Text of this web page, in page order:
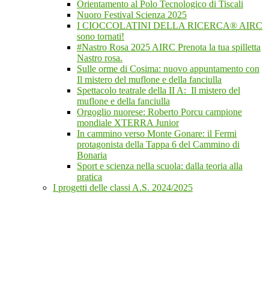
Orientamento al Polo Tecnologico di Tiscali
Nuoro Festival Scienza 2025
I CIOCCOLATINI DELLA RICERCA® AIRC
sono tornati!
#Nastro Rosa 2025 AIRC Prenota la tua spilletta
Nastro rosa.
Sulle orme di Cosima: nuovo appuntamento con
Il mistero del muflone e della fanciulla
Spettacolo teatrale della II A: Il mistero del
muflone e della fanciulla
Orgoglio nuorese: Roberto Porcu campione
mondiale XTERRA Junior
In cammino verso Monte Gonare: il Fermi
protagonista della Tappa 6 del Cammino di
Bonaria
Sport e scienza nella scuola: dalla teoria alla
pratica
I progetti delle classi A.S. 2024/2025